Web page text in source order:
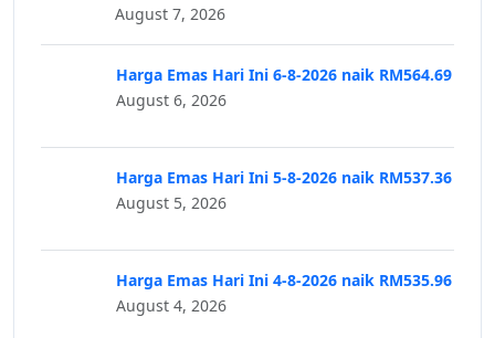
August 7, 2026
Harga Emas Hari Ini 6-8-2026 naik RM564.69
August 6, 2026
Harga Emas Hari Ini 5-8-2026 naik RM537.36
August 5, 2026
Harga Emas Hari Ini 4-8-2026 naik RM535.96
August 4, 2026